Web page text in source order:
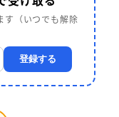
す（いつでも解除
登録する